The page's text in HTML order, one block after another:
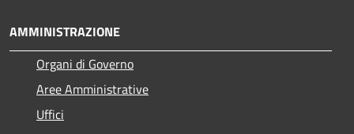
AMMINISTRAZIONE
Organi di Governo
Aree Amministrative
Uffici